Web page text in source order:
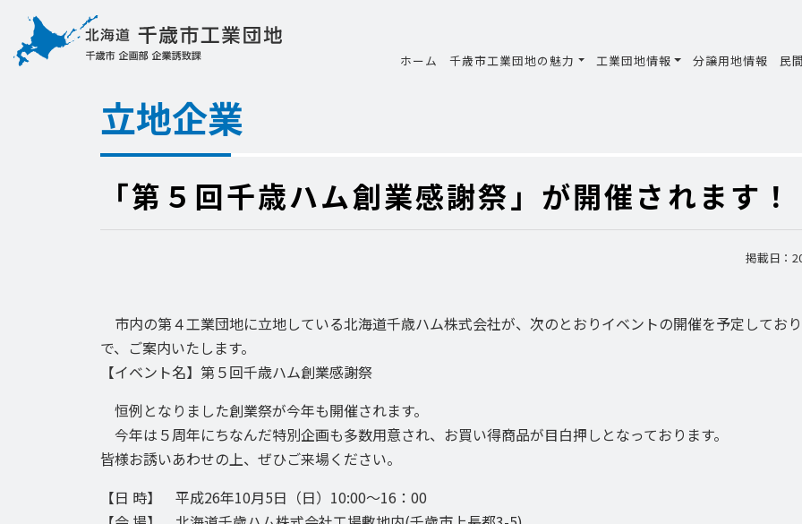
ホーム 千歳市工業団地の魅力 工業団地情報 分譲用地情報 民
立地企業
「第５回千歳ハム創業感謝祭」が開催されます！
掲載日：
市内の第４工業団地に立地している北海道千歳ハム株式会社が、次のとおりイベントの開催を予定してお
で、ご案内いたします。
【イベント名】第５回千歳ハム創業感謝祭
恒例となりました創業祭が今年も開催されます。
今年は５周年にちなんだ特別企画も多数用意され、お買い得商品が目白押しとなっております。
皆様お誘いあわせの上、ぜひご来場ください。
【日 時】 平成26年10月5日（日）10:00～16：00